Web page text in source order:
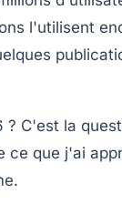
l'utilisent
? C'est la
que j'ai